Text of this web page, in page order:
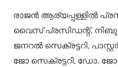
രാജൻ ആര്യപ്പള്ളിൽ
വൈസ് പ്രസിഡന്റ്, നിബു
ജനറൽ സെക്രട്ടറി,
ജോ സെക്രട്ടറി, ഡോ.